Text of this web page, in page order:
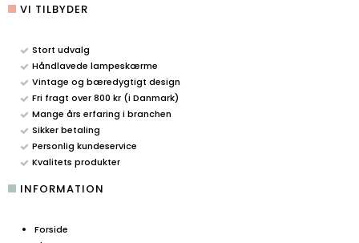
VI TILBYDER
Stort udvalg
Håndlavede lampeskærme
Vintage og bæredygtigt design
Fri fragt over 800 kr (i Danmark)
Mange års erfaring i branchen
Sikker betaling
Personlig kundeservice
Kvalitets produkter
INFORMATION
Forside